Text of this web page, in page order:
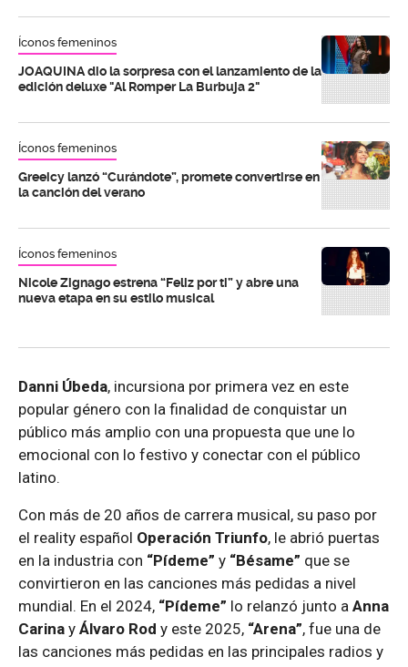
Íconos femeninos
JOAQUINA dio la sorpresa con el lanzamiento de la
edición deluxe "Al Romper La Burbuja 2"
Íconos femeninos
Greeicy lanzó “Curándote”, promete convertirse en
la canción del verano
Íconos femeninos
Nicole Zignago estrena “Feliz por ti” y abre una
nueva etapa en su estilo musical
Danni Úbeda, incursiona por primera vez en este
popular género con la finalidad de conquistar un
público más amplio con una propuesta que une lo
emocional con lo festivo y conectar con el público
latino.
Con más de 20 años de carrera musical, su paso por
el reality español Operación Triunfo, le abrió puertas
en la industria con “Pídeme” y “Bésame” que se
convirtieron en las canciones más pedidas a nivel
mundial. En el 2024, “Pídeme” lo relanzó junto a Anna
Carina y Álvaro Rod y este 2025, “Arena”, fue una de
las canciones más pedidas en las principales radios y